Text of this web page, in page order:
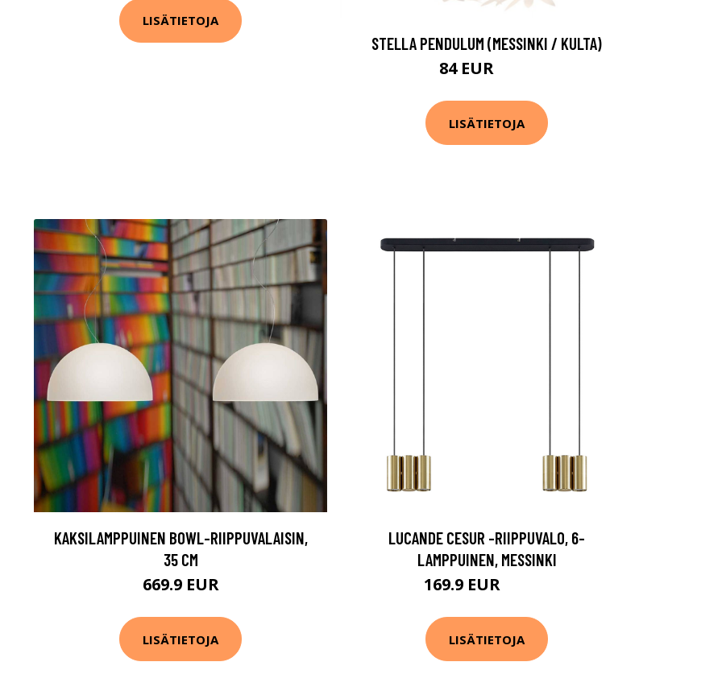
LISÄTIETOJA
STELLA PENDULUM (MESSINKI / KULTA)
84 EUR
LISÄTIETOJA
KAKSILAMPPUINEN BOWL-RIIPPUVALAISIN,
35 CM
669.9 EUR
LISÄTIETOJA
LUCANDE CESUR -RIIPPUVALO, 6-
LAMPPUINEN, MESSINKI
169.9 EUR
LISÄTIETOJA